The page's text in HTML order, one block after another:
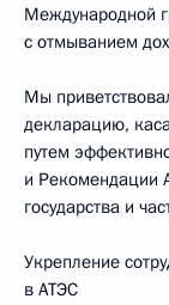
Международной
с отмыванием
Мы
декларацию,
путем
и Рекомендации
государства и
Укрепление
в АТЭС